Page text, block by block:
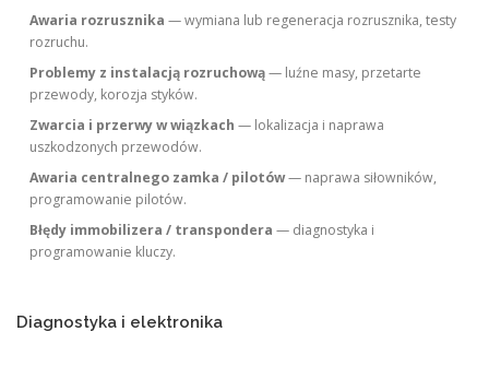
Awaria rozrusznika — wymiana lub regeneracja rozrusznika, testy
rozruchu.
Problemy z instalacją rozruchową— luźne masy, przetarte
przewody, korozja styków.
Zwarcia i przerwy w wiązkach — lokalizacja i naprawa
uszkodzonych przewodów.
Awaria centralnego zamka / pilotów— naprawa siłowników,
programowanie pilotów.
Błędy immobilizera / transpondera — diagnostyka i
programowanie kluczy.
Diagnostyka i elektronika